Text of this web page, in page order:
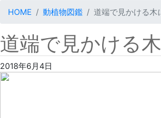
HOME 動植物図鑑 道端で見かける木
道端で見かける
2018年6月4日